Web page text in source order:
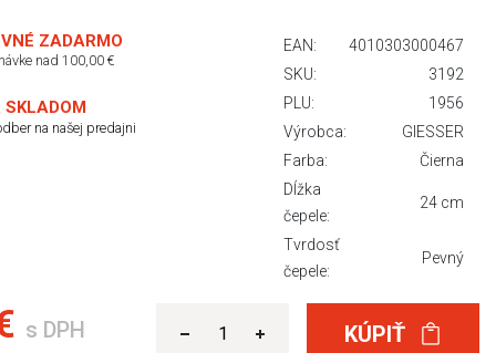
ZADARMO
nad 100,00 €
SKLADOM
na našej predajni
EAN:
4010303000467
SKU:
3192
PLU:
1956
Výrobca:
GIESSER
Farba:
Čierna
Dĺžka
čepele:
24 cm
Tvrdosť
čepele:
Pevný
s DPH KÚPIŤ